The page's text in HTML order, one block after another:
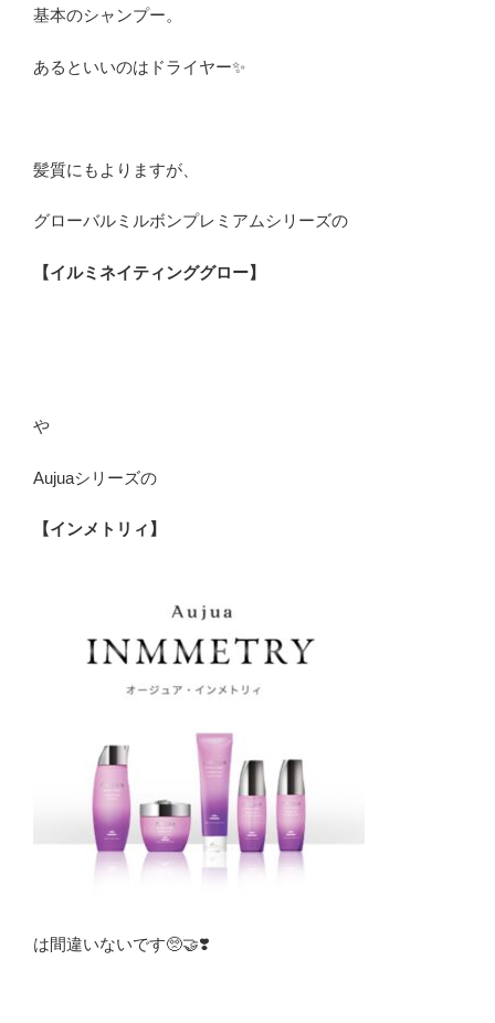
基本のシャンプー。
あるといいのはドライヤー✨
髪質にもよりますが、
グローバルミルボンプレミアムシリーズの
【イルミネイティンググロー】
や
Aujuaシリーズの
【インメトリィ】
は間違いないです🥺🤝❣️